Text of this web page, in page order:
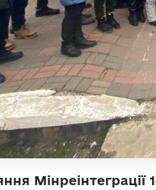
Мінреінтеграції